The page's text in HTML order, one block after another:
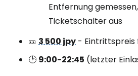
Entfernung
Ticketschalter aus
🎫 3 500 jpy - Eintrittspreis
🕑 9:00-22:45 (letzter